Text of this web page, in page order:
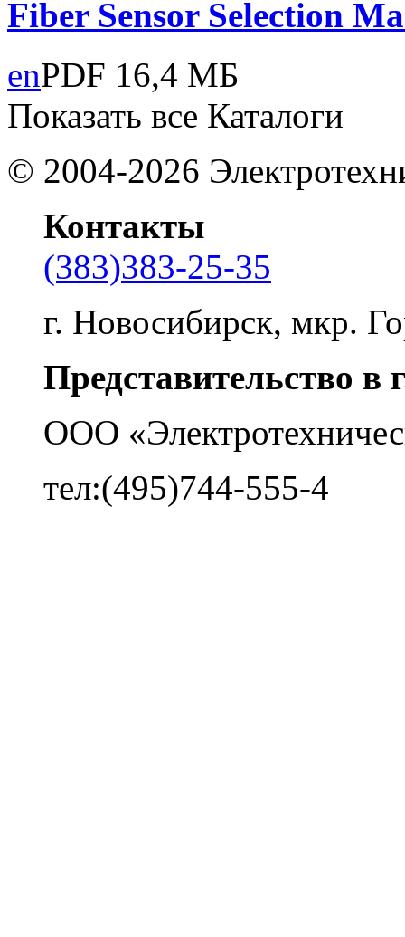
Fiber Sensor Selection
enPDF 16,4 МБ
Показать все Каталоги
© 2004-2026
Контакты
(383)383-25-35
г. Новосибирск, мкр.
Представительство в
ООО
тел:(495)744-555-4